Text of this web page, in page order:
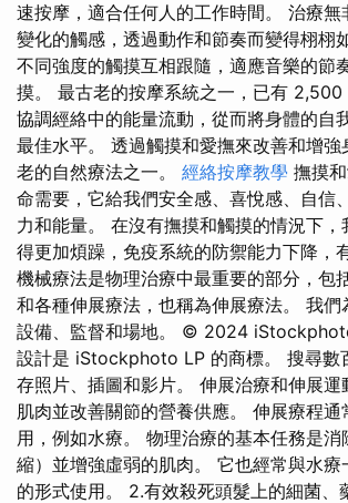
速按摩，適合任何人的工作時間。 治療無
變化的觸感，透過動作和節奏而變得栩栩
不同強度的觸摸互相跟隨，適應音樂的節
摸。 最古老的按摩系統之一，已有 2,500
協調經絡中的能量流動，從而將身體的自
最佳水平。 透過觸摸和愛撫來改善和增強
老的自然療法之一。 經絡按摩教學 撫摸
命需要，它給我們安全感、喜悅感、自信
力和能量。 在沒有撫摸和觸摸的情況下，
得更加煩躁，免疫系統的防禦能力下降，
機械療法是物理治療中最重要的部分，包
和各種伸展療法，也稱為伸展療法。 我們
設備、監督和場地。 © 2024
設計是 iStockphoto LP 的商標。 搜尋數
存照片、插圖和影片。 伸展治療和伸展運
肌肉並改善關節的營養供應。 伸展療程通
用，例如水療。 物理治療的基本任務是消
縮）並增強虛弱的肌肉。 它也經常與水療
的形式使用。 2.有效殺死頭髮上的細菌、